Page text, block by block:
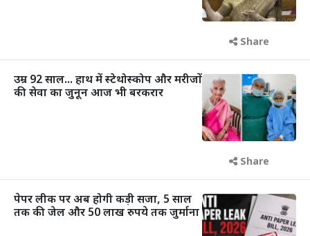
Share
उम्र 92 साल... हाथ में स्टेथोस्कोप और मरीजों
की सेवा का जुनून आज भी बरकरार
Share
पेपर लीक पर अब होगी कड़ी सजा, 5 साल
तक की जेल और 50 लाख रुपये तक जुर्माना